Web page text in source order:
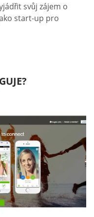
svůj zájem o
start-up pro